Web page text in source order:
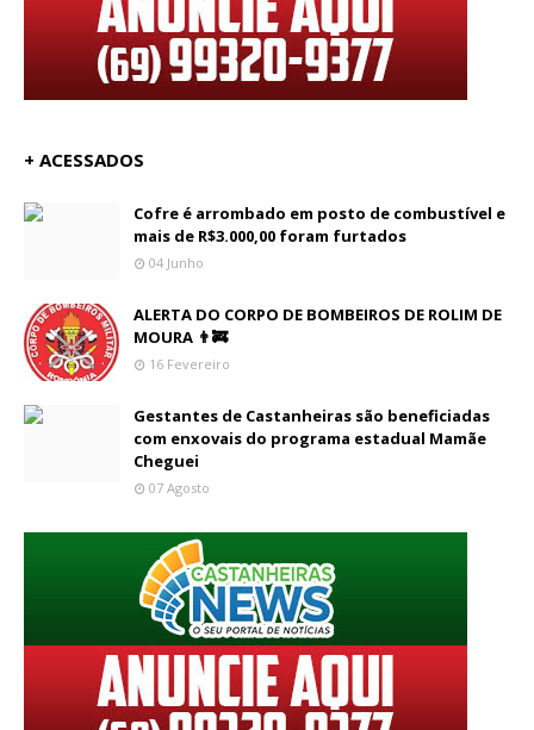
+ ACESSADOS
Cofre é arrombado em posto de combustível e
mais de R$3.000,00 foram furtados
04 Junho
ALERTA DO CORPO DE BOMBEIROS DE ROLIM DE
MOURA 👨‍🚒
16 Fevereiro
Gestantes de Castanheiras são beneficiadas
com enxovais do programa estadual Mamãe
Cheguei
07 Agosto